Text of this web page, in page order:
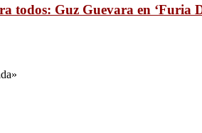
todos: Guz Guevara en ‘Furia